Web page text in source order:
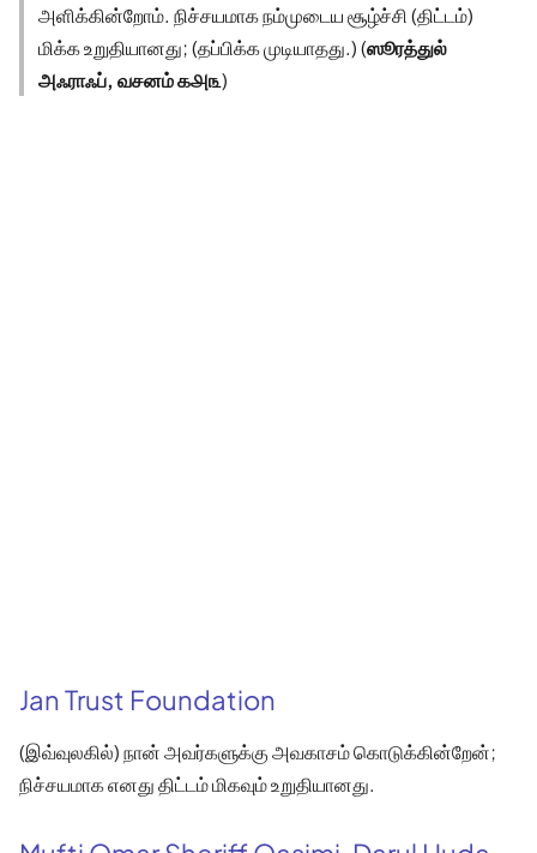
அளிக்கின்றோம். நிச்சயமாக நம்முடைய சூழ்ச்சி (திட்டம்)
மிக்க உறுதியானது; (தப்பிக்க முடியாதது.) (ஸூரத்துல்
அஃராஃப், வசனம் ௧௮௩)
Jan Trust Foundation
(இவ்வுலகில்) நான் அவர்களுக்கு அவகாசம் கொடுக்கின்றேன்;
நிச்சயமாக எனது திட்டம் மிகவும் உறுதியானது.